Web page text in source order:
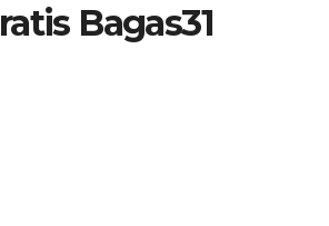
Bagas31